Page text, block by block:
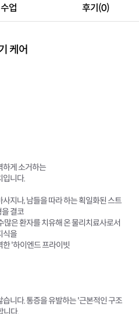
수업 후기(0)
케어
하게 소거하는
입니다.
지나, 남들을 따라 하는 획일화된 스트
결코
많은 환자를 치유해 온 물리치료사로서
식을
한 '하이엔드 프라이빗
니다. 통증을 유발하는 '근본적인 구조
니다.